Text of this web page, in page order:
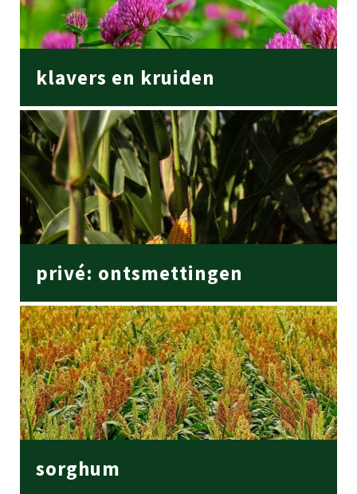
klavers en kruiden
privé: ontsmettingen
sorghum